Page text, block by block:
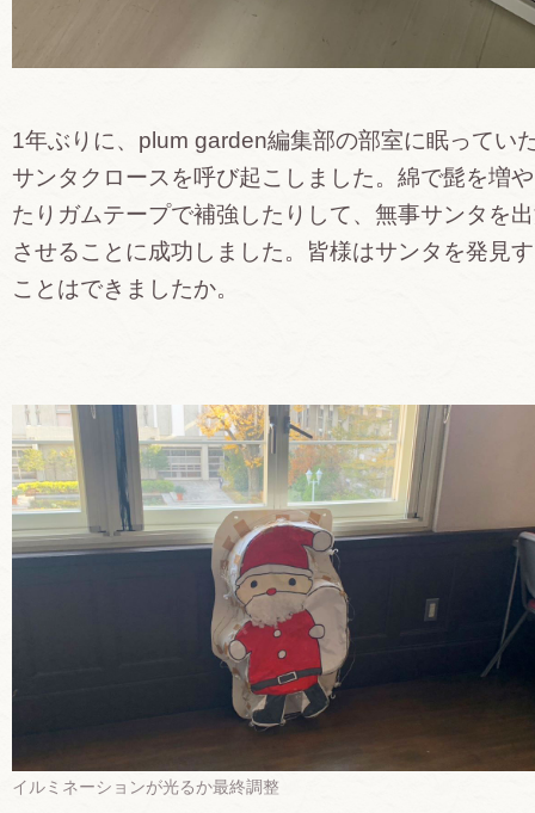
1年ぶりに、plum garden編集部の部室に眠ってい
サンタクロースを呼び起こしました。綿で髭を増
たりガムテープで補強したりして、無事サンタを
させることに成功しました。皆様はサンタを発見
ことはできましたか。
イルミネーションが光るか最終調整